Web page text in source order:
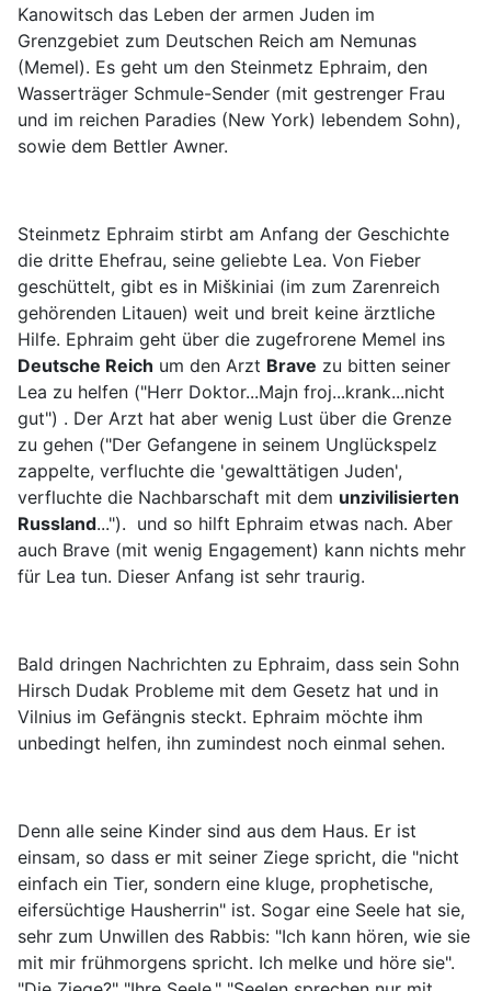
Kanowitsch das Leben der armen Juden im
Grenzgebiet zum Deutschen Reich am Nemunas
(Memel). Es geht um den Steinmetz Ephraim, den
Wasserträger Schmule-Sender (mit gestrenger Frau
und im reichen Paradies (New York) lebendem Sohn),
sowie dem Bettler Awner.
Steinmetz Ephraim stirbt am Anfang der Geschichte
die dritte Ehefrau, seine geliebte Lea. Von Fieber
geschüttelt, gibt es in Miškiniai (im zum Zarenreich
gehörenden Litauen) weit und breit keine ärztliche
Hilfe. Ephraim geht über die zugefrorene Memel ins
Deutsche Reich um den Arzt Brave zu bitten seiner
Lea zu helfen ("Herr Doktor...Majn froj...krank...nicht
gut") . Der Arzt hat aber wenig Lust über die Grenze
zu gehen ("Der Gefangene in seinem Unglückspelz
zappelte, verfluchte die 'gewalttätigen Juden',
verfluchte die Nachbarschaft mit dem unzivilisierten
Russland..."). und so hilft Ephraim etwas nach. Aber
auch Brave (mit wenig Engagement) kann nichts mehr
für Lea tun. Dieser Anfang ist sehr traurig.
Bald dringen Nachrichten zu Ephraim, dass sein Sohn
Hirsch Dudak Probleme mit dem Gesetz hat und in
Vilnius im Gefängnis steckt. Ephraim möchte ihm
unbedingt helfen, ihn zumindest noch einmal sehen.
Denn alle seine Kinder sind aus dem Haus. Er ist
einsam, so dass er mit seiner Ziege spricht, die "nicht
einfach ein Tier, sondern eine kluge, prophetische,
eifersüchtige Hausherrin" ist. Sogar eine Seele hat sie,
sehr zum Unwillen des Rabbis: "Ich kann hören, wie sie
mit mir frühmorgens spricht. Ich melke und höre sie".